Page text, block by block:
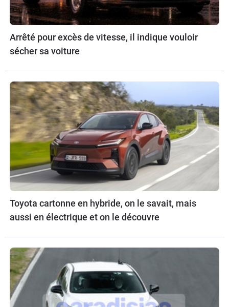
Arrêté pour excès de vitesse, il indique vouloir
sécher sa voiture
Toyota cartonne en hybride, on le savait, mais
aussi en électrique et on le découvre